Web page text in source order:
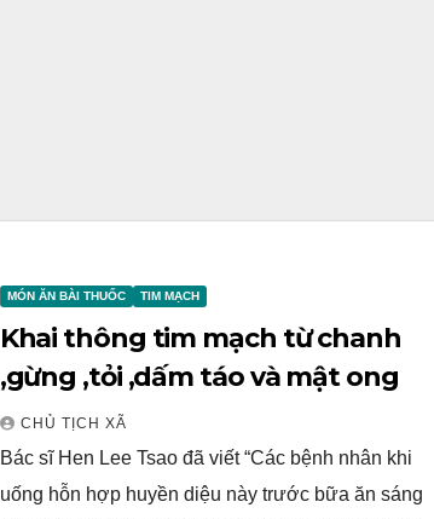
MÓN ĂN BÀI THUỐC TIM MẠCH
Khai thông tim mạch từ chanh
,gừng ,tỏi ,dấm táo và mật ong
CHỦ TỊCH XÃ
Bác sĩ Hen Lee Tsao đã viết “Các bệnh nhân khi
uống hỗn hợp huyền diệu này trước bữa ăn sáng